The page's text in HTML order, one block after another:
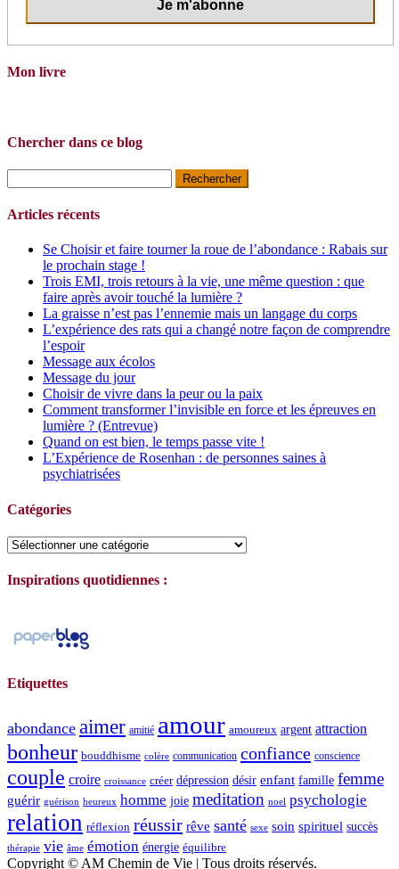
Mon livre
Chercher dans ce blog
Articles récents
Se Choisir et faire tourner la roue de l’abondance : Rabais sur
le prochain stage !
Trois EMI, trois retours à la vie, une même question : que
faire après avoir touché la lumière ?
La graisse n’est pas l’ennemie mais un langage du corps
L’expérience des rats qui a changé notre façon de comprendre
l’espoir
Message aux écolos
Message du jour
Choisir de vivre dans la peur ou la paix
Comment transformer l’invisible en force et les épreuves en
lumière ? (Entrevue)
Quand on est bien, le temps passe vite !
L’Expérience de Rosenhan : de personnes saines à
psychiatrisées
Catégories
Catégories
Inspirations quotidiennes :
Etiquettes
abondance aimer amitié amour amoureux argent attraction
bonheur bouddhisme colère communication confiance conscience
couple croire croissance créer dépression désir enfant famille femme
guérir guérison heureux homme joie meditation noel psychologie
relation réflexion réussir rêve santé sexe soin spirituel succès
thérapie vie âme émotion énergie équilibre
Copyright © AM Chemin de Vie | Tous droits réservés.